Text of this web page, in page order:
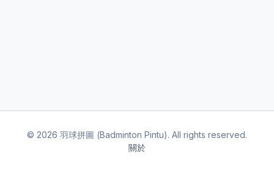
© 2026 羽球拼圖 (Badminton Pintu). All rights reserved.
關於